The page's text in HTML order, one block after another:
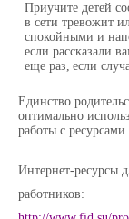
Приучите детей
в сети тревожит
спокойными и
если рассказали
еще раз, если
Единство
оптимально
работы с
Интернет-ресурсы
работников: